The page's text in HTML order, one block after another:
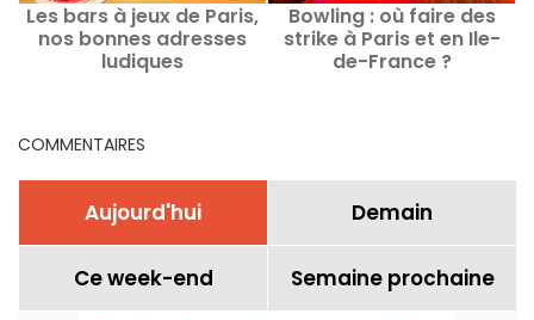
Les bars à jeux de Paris,
nos bonnes adresses
ludiques
Bowling : où faire des
strike à Paris et en Ile-
de-France ?
COMMENTAIRES
Aujourd'hui Demain
Ce week-end Semaine prochaine